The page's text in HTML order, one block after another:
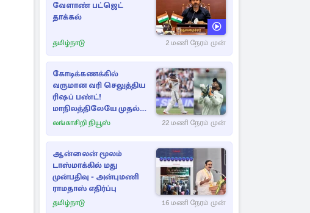
வேளாண் பட்ஜெட்
தாக்கல்
தமிழ்நாடு 2 மணி நேரம் முன்
கோடிக்கணக்கில்
வருமான வரி செலுத்திய
ரிஷப் பண்ட்!
மாநிலத்திலேயே முதல்
நபர்
லங்காசிறி நியூஸ் 22 மணி நேரம் முன்
ஆன்லைன் மூலம்
டாஸ்மாக்கில் மது
முன்பதிவு - அன்புமணி
ராமதாஸ் எதிர்ப்பு
தமிழ்நாடு 16 மணி நேரம் முன்